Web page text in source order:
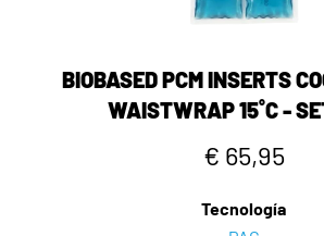
BIOBASED PCM INSERTS
WAISTWRAP 15˚C -
€ 65,95
Tecnología